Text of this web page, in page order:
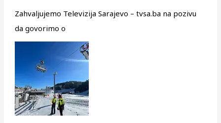
Zahvaljujemo Televizija Sarajevo – tvsa.ba na pozivu
da govorimo o